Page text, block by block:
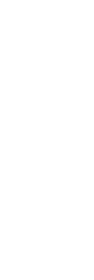
programi: "Biće tu
aktivnosti tokom letnjeg
Ciganliji. Aktivnosti se
centra Olimp, kao i na
Banjice i Košutnjaka,
Posebno je izdvojio
najbliži: "Košarka je
Volim je, pratim i ranije
On je dodao da postoji
treninzi. Takođe je
"Svi su dobrodošli da
Kako je istaknuto, cilj je
Sportskog saveza
Govoreći o značaju
"Važno je zato što
menja svest kod ljudi.